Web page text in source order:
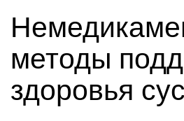
методы
здоровья